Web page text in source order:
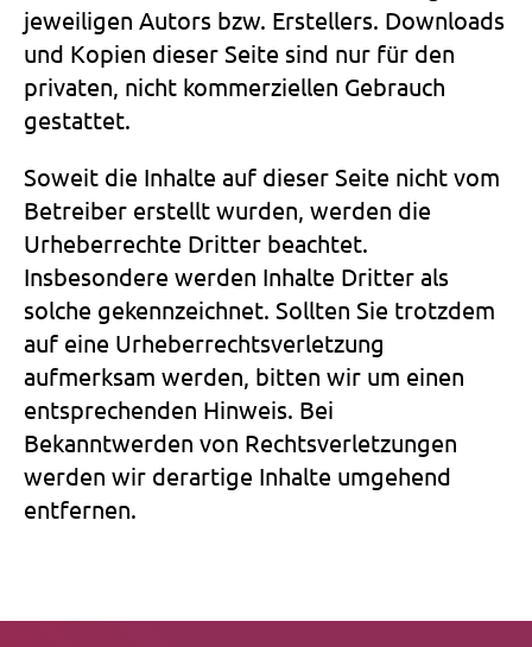
jeweiligen Autors bzw. Erstellers. Downloads
und Kopien dieser Seite sind nur für den
privaten, nicht kommerziellen Gebrauch
gestattet.
Soweit die Inhalte auf dieser Seite nicht vom
Betreiber erstellt wurden, werden die
Urheberrechte Dritter beachtet.
Insbesondere werden Inhalte Dritter als
solche gekennzeichnet. Sollten Sie trotzdem
auf eine Urheberrechtsverletzung
aufmerksam werden, bitten wir um einen
entsprechenden Hinweis. Bei
Bekanntwerden von Rechtsverletzungen
werden wir derartige Inhalte umgehend
entfernen.